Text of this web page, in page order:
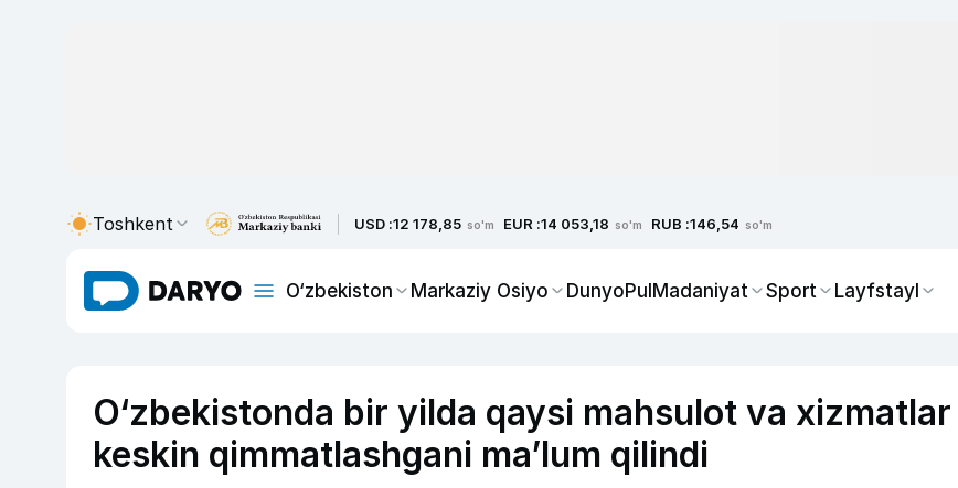
Toshkent USD :12 178,85 so'm EUR :14 053,18 so'm RUB :146,54 so'm
O‘zbekiston Markaziy Osiyo DunyoPulMadaniyat Sport Layfstayl
O‘zbekistonda bir yilda qaysi mahsulot va xizmatlar
keskin qimmatlashgani maʼlum qilindi